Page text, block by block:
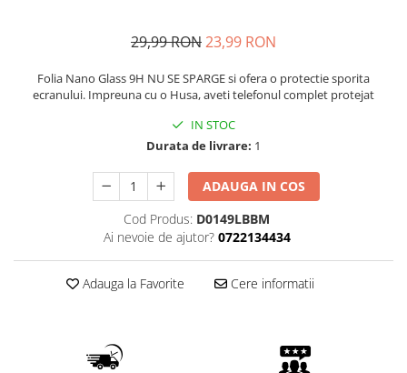
29,99 RON23,99 RON
Folia Nano Glass 9H NU SE SPARGE si ofera o protectie sporita
ecranului. Impreuna cu o Husa, aveti telefonul complet protejat
IN STOC
Durata de livrare: 1
ADAUGA IN COS
Cod Produs: D0149LBBM
Ai nevoie de ajutor? 0722134434
Adauga la Favorite Cere informatii